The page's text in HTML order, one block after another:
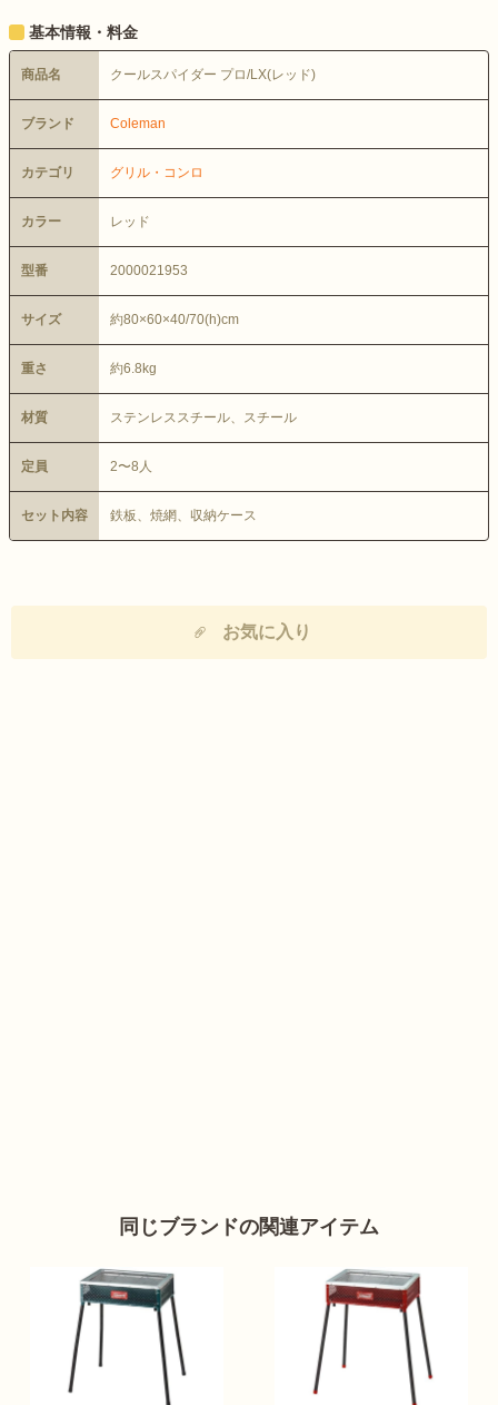
基本情報・料金
商品名 クールスパイダー プロ/LX(レッド)
ブランド Coleman
カテゴリ グリル・コンロ
カラー レッド
型番 2000021953
サイズ 約80×60×40/70(h)cm
重さ 約6.8kg
材質 ステンレススチール、スチール
定員 2〜8人
セット内容 鉄板、焼網、収納ケース
お気に入り
同じブランドの関連アイテム